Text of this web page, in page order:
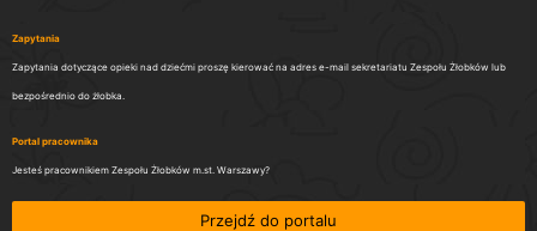
Zapytania
Zapytania dotyczące opieki nad dziećmi proszę kierować na adres e-mail sekretariatu Zespołu Żłobków lub
bezpośrednio do żłobka.
Portal pracownika
Jesteś pracownikiem Zespołu Żłobków m.st. Warszawy?
Przejdź do portalu